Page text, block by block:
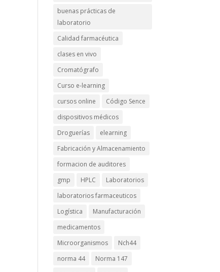
buenas prácticas de
laboratorio
Calidad farmacéutica
clases en vivo
Cromatógrafo
Curso e-learning
cursos online
Código Sence
dispositivos médicos
Droguerías
elearning
Fabricación y Almacenamiento
formacion de auditores
gmp
HPLC
Laboratorios
laboratorios farmaceuticos
Logística
Manufacturación
medicamentos
Microorganismos
Nch44
norma 44
Norma 147